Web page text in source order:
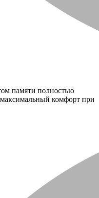
памяти полностью
максимальный комфорт при